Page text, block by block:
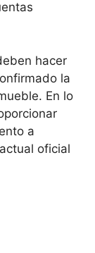
hacer
la
En lo
a
oficial